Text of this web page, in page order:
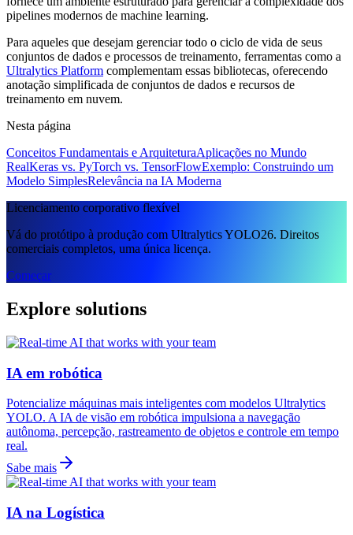
pipelines modernos de machine learning.
Para aqueles que desejam gerenciar todo o ciclo de vida de seus
conjuntos de dados e processos de treinamento, ferramentas como a
Ultralytics Platform complementam essas bibliotecas, oferecendo
anotação simplificada de conjuntos de dados e recursos de
treinamento em nuvem.
Nesta página
Conceitos Fundamentais e ArquiteturaAplicações no Mundo
RealKeras vs. PyTorch vs. TensorFlowExemplo: Construindo um
Modelo SimplesRelevância na IA Moderna
Licenciamento corporativo flexível
Vá do protótipo à produção com Ultralytics YOLO26. Direitos
comerciais completos, uma única licença.
Começar
Explore solutions
IA em robótica
Potencialize máquinas mais inteligentes com modelos Ultralytics
YOLO. A IA de visão em robótica impulsiona a navegação
autônoma, percepção, rastreamento de objetos e controle em tempo
real.
Sabe mais
IA na Logística